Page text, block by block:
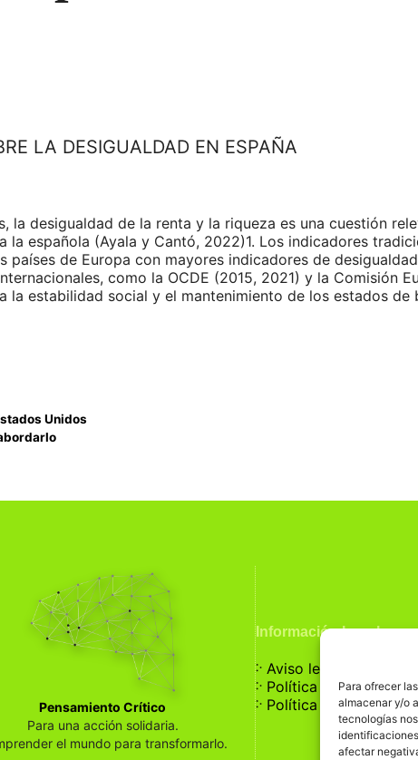
Para ofrecer
almacenar y/o
tecnologías
afectar
LA DESIGUALDAD EN ESPAÑA
la desigualdad de la renta y la riqueza es una cuestión
española (Ayala y Cantó, 2022)1. Los indicadores
países de Europa con mayores indicadores de
como la OCDE (2015, 2021) y la Comisión
la estabilidad social y el mantenimiento de los estados de
Unidos
Pensamiento Crítico
Para una acción solidaria.
el mundo para transformarlo.
Información Legal
჻Aviso legal
჻Política de privacidad
჻Política de cookies